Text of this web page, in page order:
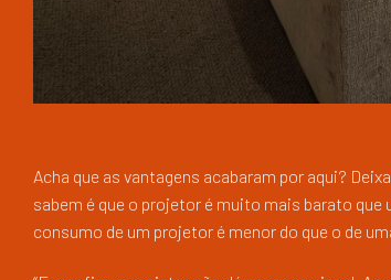
Acha que as vantagens acabaram por aqui?
sabem é que o projetor é muito mais barato
consumo de um projetor é menor do que o de